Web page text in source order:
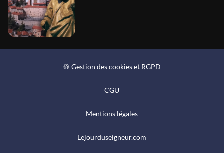
🍪 Gestion des cookies et RGPD
CGU
Mentions légales
Lejourduseigneur.com